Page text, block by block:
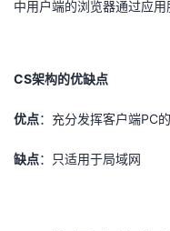
中用户端的浏览器通过应用
CS架构的优缺点
优点：充分发挥客户端PC
缺点：只适用于局域网